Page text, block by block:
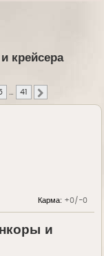
крейсера
41
Карма: +0/-0
и